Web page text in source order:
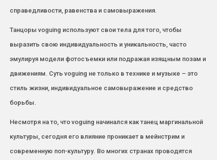
справедливости, равенства и самовыражения.
Танцоры voguing используют свои тела для того, чтобы
выразить свою индивидуальность и уникальность, часто
эмулируя модели фотосъемки или подражая изящным позам и
движениям. Суть voguing не только в технике и музыке – это
стиль жизни, индивидуальное самовыражение и средство
борьбы.
Несмотря на то, что voguing начинался как танец маргинальной
культуры, сегодня его влияние проникает в мейнстрим и
современную поп-культуру. Во многих странах проводятся